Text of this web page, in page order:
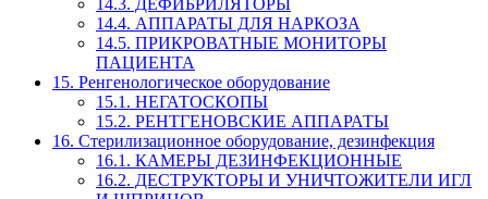
14.4. АППАРАТЫ ДЛЯ НАРКОЗА
14.5. ПРИКРОВАТНЫЕ МОНИТОРЫ
ПАЦИЕНТА
15. Ренгенологическое оборудование
15.1. НЕГАТОСКОПЫ
15.2. РЕНТГЕНОВСКИЕ АППАРАТЫ
16. Стерилизационное оборудование, дезинфекция
16.1. КАМЕРЫ ДЕЗИНФЕКЦИОННЫЕ
16.2. ДЕСТРУКТОРЫ И УНИЧТОЖИТЕЛИ ИГЛ